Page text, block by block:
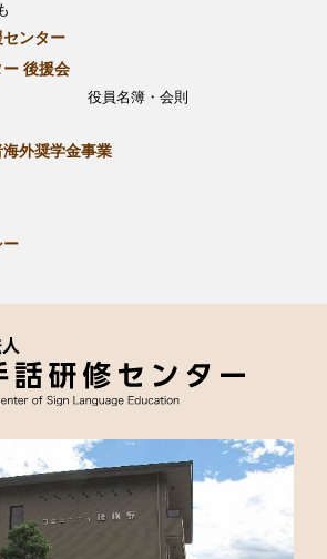
ンター
後援会
役員名簿・会則
外奨学金事業
ー